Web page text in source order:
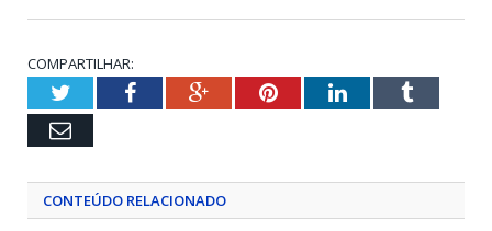
COMPARTILHAR:
TwitterFacebookGoogle+PinterestLinkedInTumblr
Email
CONTEÚDO RELACIONADO